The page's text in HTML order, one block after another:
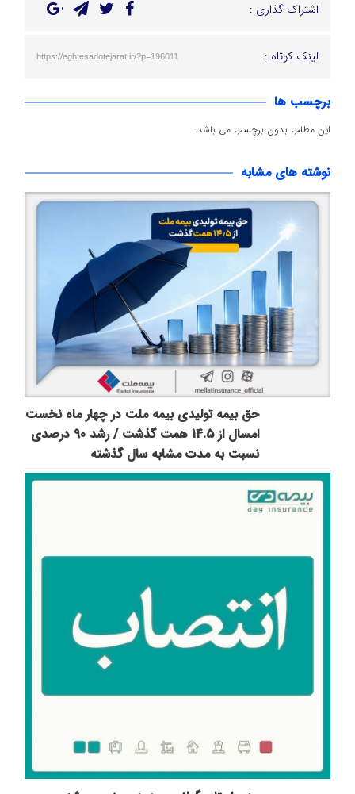
اشتراک گذاری :
لینک کوتاه : https://eghtesadotejarat.ir/?p=196011
برچسب ها
این مطلب بدون برچسب می باشد.
نوشته های مشابه
حق بیمه تولیدی بیمه ملت در چهار ماه نخست
امسال از 14.5 همت گذشت / رشد 90 درصدی
نسبت به مدت مشابه سال گذشته